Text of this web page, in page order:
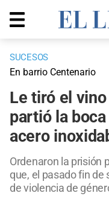
SUCESOS
En barrio Centenario
Le tiró el
partió la
acero
Ordenaron la prisión
que, el pasado fin
de violencia de